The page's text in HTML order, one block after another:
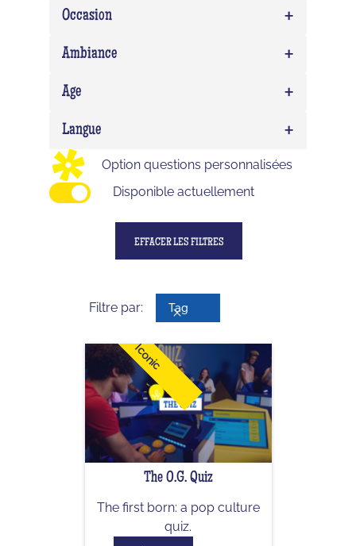
Quiz 0
Occasion +
Team building 0
Ambiance +
0
Age +
Enfant 0
Ado
Adulte
Langue +
Option questions personnalisées
Disponible actuellement
EFFACER LES FILTRES
Filtre par: Tag
Iconic
The O.G. Quiz
The first born: a pop culture
quiz.